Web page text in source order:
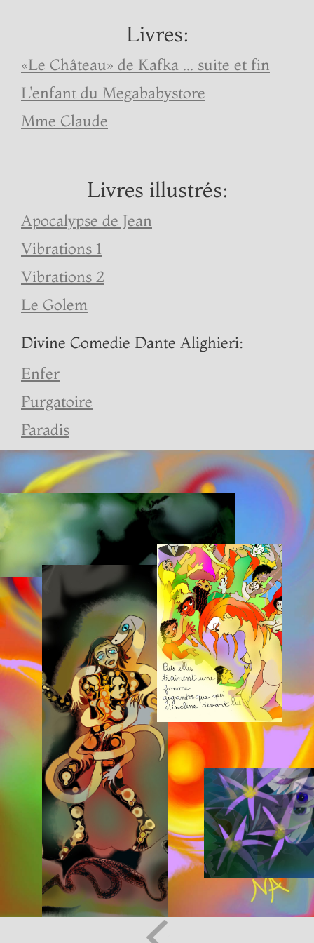
Livres:
«Le Château» de Kafka ... suite et fin
L'enfant du Megababystore
Mme Claude
Livres illustrés:
Apocalypse de Jean
Vibrations 1
Vibrations 2
Le Golem
Divine Comedie Dante Alighieri:
Enfer
Purgatoire
Paradis